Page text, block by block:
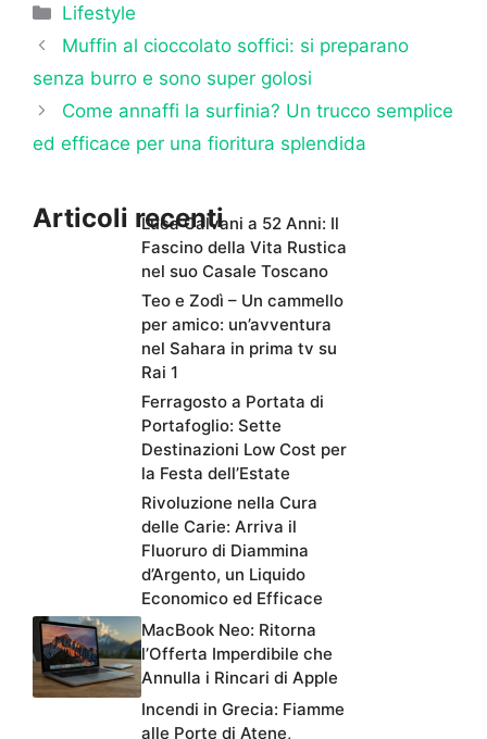
Categorie
Lifestyle
Muffin al cioccolato soffici: si preparano
senza burro e sono super golosi
Come annaffi la surfinia? Un trucco semplice
ed efficace per una fioritura splendida
Articoli recentiLuca Calvani a 52 Anni: Il
Fascino della Vita Rustica
nel suo Casale Toscano
Teo e Zodì – Un cammello
per amico: un’avventura
nel Sahara in prima tv su
Rai 1
Ferragosto a Portata di
Portafoglio: Sette
Destinazioni Low Cost per
la Festa dell’Estate
Rivoluzione nella Cura
delle Carie: Arriva il
Fluoruro di Diammina
d’Argento, un Liquido
Economico ed Efficace
MacBook Neo: Ritorna
l’Offerta Imperdibile che
Annulla i Rincari di Apple
Incendi in Grecia: Fiamme
alle Porte di Atene,